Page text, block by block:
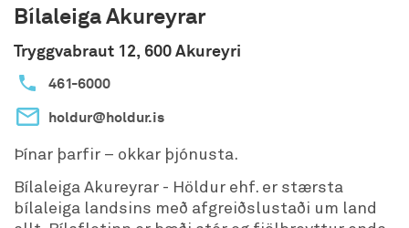
Bílaleiga Akureyrar
Tryggvabraut 12, 600 Akureyri
461-6000
holdur@holdur.is
Þínar þarfir – okkar þjónusta.
Bílaleiga Akureyrar - Höldur ehf. er stærsta
bílaleiga landsins með afgreiðslustaði um land